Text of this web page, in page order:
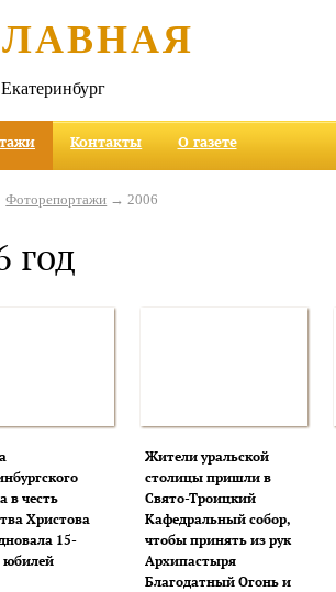
Екатеринбург
Контакты О газете
Фоторепортажи → 2006
год
в честь
Христова
15-
юбилей
Жители уральской
столицы пришли в
Свято-Троицкий
Кафедральный собор,
чтобы принять из рук
Архипастыря
Благодатный Огонь и